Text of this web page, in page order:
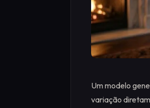
Um modelo
variação